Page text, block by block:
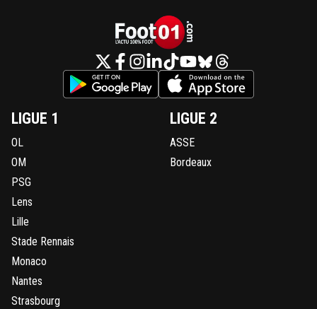
LIGUE 1
OL
OM
PSG
Lens
Lille
Stade Rennais
Monaco
Nantes
Strasbourg
LIGUE 2
ASSE
Bordeaux